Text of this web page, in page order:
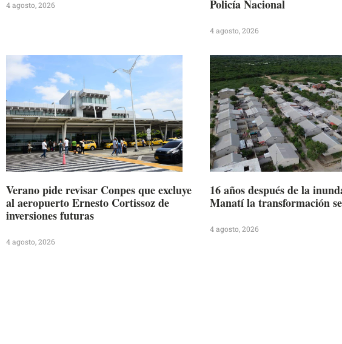
4 agosto, 2026
Policía Nacional
4 agosto, 2026
Verano pide revisar Conpes que excluye
al aeropuerto Ernesto Cortissoz de
inversiones futuras
4 agosto, 2026
16 años después de la
Manatí la transformación
4 agosto, 2026